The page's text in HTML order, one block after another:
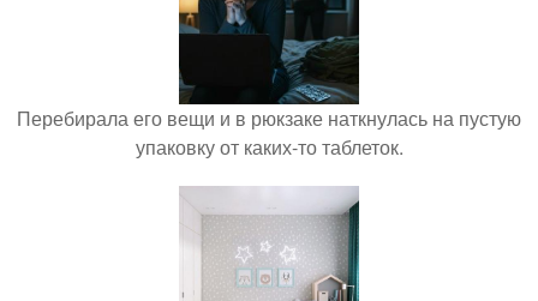
Перебирала его вещи и в рюкзаке наткнулась на пустую
упаковку от каких-то таблеток.